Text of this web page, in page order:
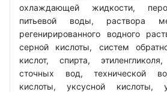
охлаждающей жидкости,
питьевой воды, раствора
регенирированного водного
серной кислоты, систем
кислот, спирта, этиленгликоля,
сточных вод, технической
кислоты, уксусной кислоты,